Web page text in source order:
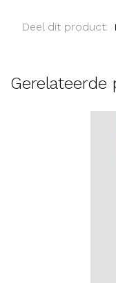
Deel dit product:
Gerelateerde